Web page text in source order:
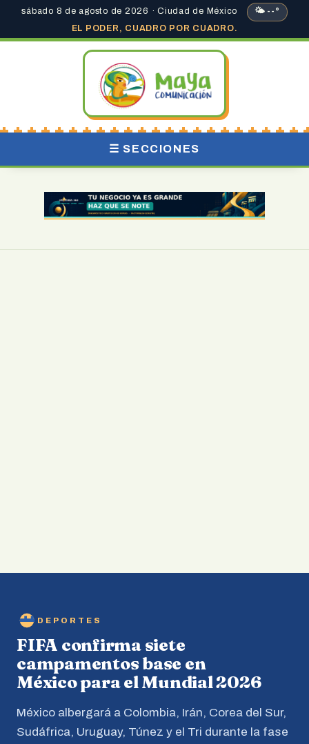
sábado 8 de agosto de 2026 · Ciudad de México
🌤 --°
EL PODER, CUADRO POR CUADRO.
☰ SECCIONES
DEPORTES
FIFA confirma siete
campamentos base en
México para el Mundial 2026
México albergará a Colombia, Irán, Corea del Sur,
Sudáfrica, Uruguay, Túnez y el Tri durante la fase